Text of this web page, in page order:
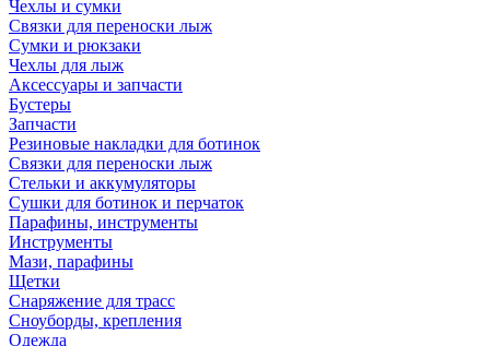
Чехлы и сумки
Связки для переноски лыж
Сумки и рюкзаки
Чехлы для лыж
Аксессуары и запчасти
Бустеры
Запчасти
Резиновые накладки для ботинок
Связки для переноски лыж
Стельки и аккумуляторы
Сушки для ботинок и перчаток
Парафины, инструменты
Инструменты
Мази, парафины
Щетки
Снаряжение для трасс
Сноуборды, крепления
Одежда